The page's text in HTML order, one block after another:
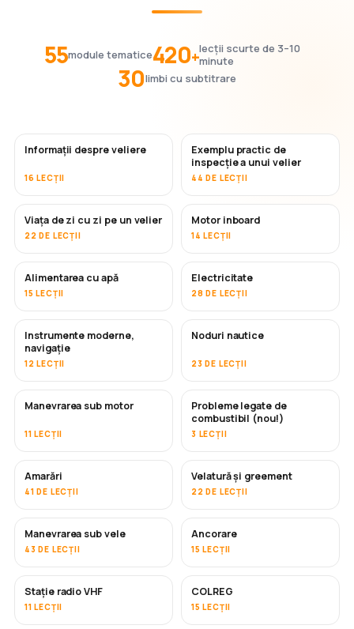
55module tematice420+lecții scurte de 3–10
minute
30limbi cu subtitrare
Informații despre veliere
16 LECȚII
Exemplu practic de
inspecție a unui velier
44 DE LECȚII
Viața de zi cu zi pe un velier
22 DE LECȚII
Motor inboard
14 LECȚII
Alimentarea cu apă
15 LECȚII
Electricitate
28 DE LECȚII
Instrumente moderne,
navigație
12 LECȚII
Noduri nautice
23 DE LECȚII
Manevrarea sub motor
11 LECȚII
Probleme legate de
combustibil (nou!)
3 LECȚII
Amarări
41 DE LECȚII
Velatură și greement
22 DE LECȚII
Manevrarea sub vele
43 DE LECȚII
Ancorare
15 LECȚII
Stație radio VHF
11 LECȚII
COLREG
15 LECȚII